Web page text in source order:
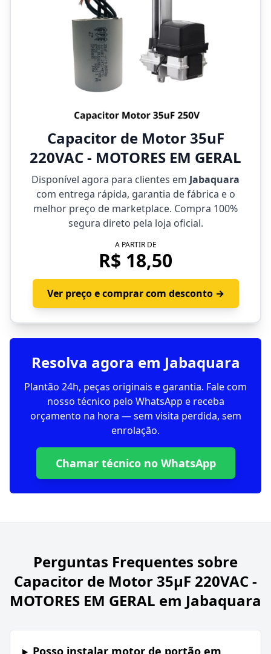
Capacitor de Motor 35uF
220VAC - MOTORES EM GERAL
Disponível agora para clientes em Jabaquara
com entrega rápida, garantia de fábrica e o
melhor preço de marketplace. Compra 100%
segura direto pela loja oficial.
A PARTIR DE
R$ 18,50
Ver preço e comprar com desconto →
Resolva agora em Jabaquara
Plantão 24h, peças originais e garantia. Fale com
nosso técnico pelo WhatsApp e receba
orçamento na hora — sem visita perdida, sem
enrolação.
Chamar técnico no WhatsApp
Perguntas Frequentes sobre
Capacitor de Motor 35µF 220VAC -
MOTORES EM GERAL em Jabaquara